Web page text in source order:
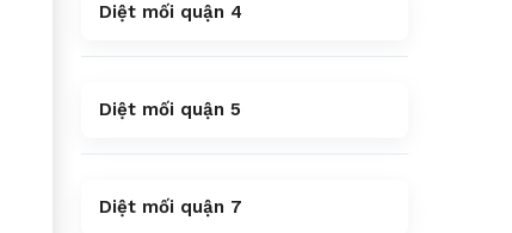
Diệt mối quận 4
Diệt mối quận 5
Diệt mối quận 7